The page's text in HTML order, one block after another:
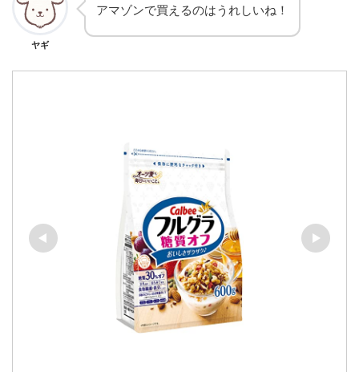
ヤギ
アマゾンで買えるのはうれしいね！